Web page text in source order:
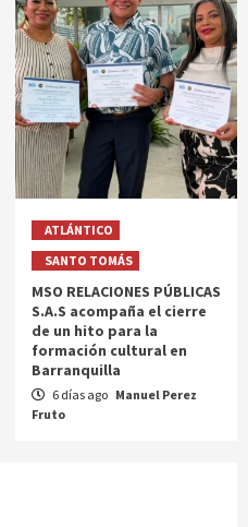
ATLÁNTICO
SANTO TOMÁS
MSO RELACIONES PÚBLICAS
S.A.S acompaña el cierre
de un hito para la
formación cultural en
Barranquilla
6 días ago Manuel Perez
Fruto